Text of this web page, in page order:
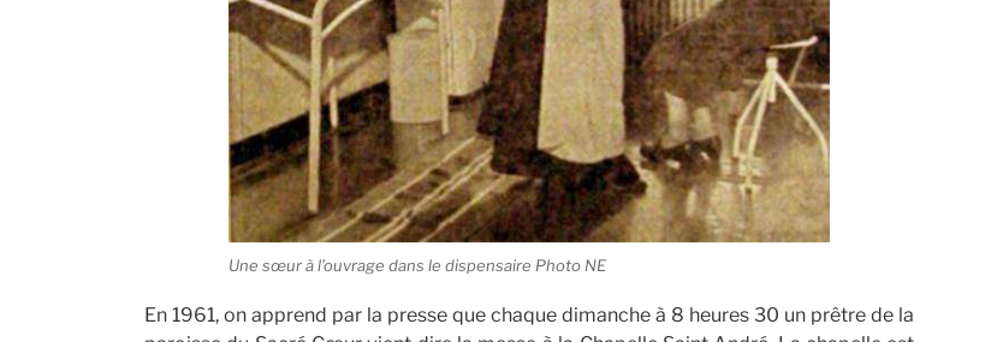
Une sœur à l’ouvrage dans le dispensaire Photo NE
En 1961, on apprend par la presse que chaque dimanche à 8 heures 30 un prêtre de la